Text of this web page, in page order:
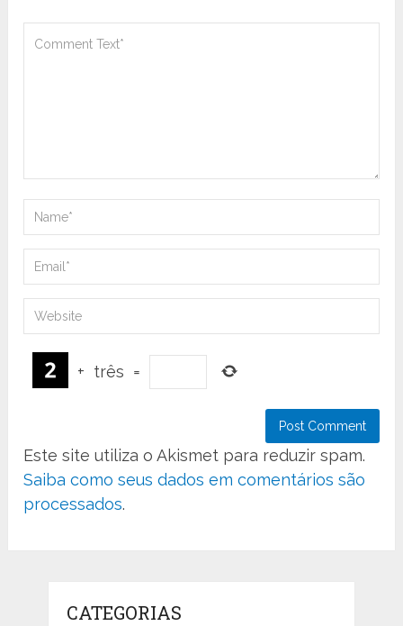
+ três =
Este site utiliza o Akismet para reduzir spam.
Saiba como seus dados em comentários são
processados.
CATEGORIAS